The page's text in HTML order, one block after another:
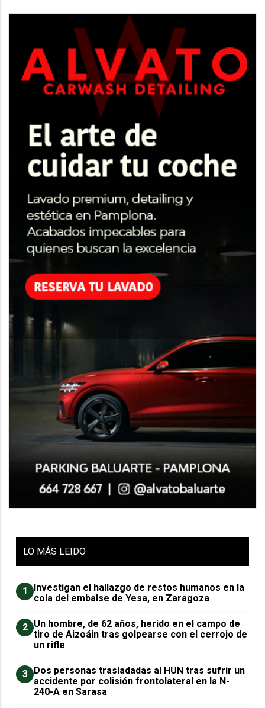
LO MÁS LEIDO
1
Investigan el hallazgo de restos humanos en la
cola del embalse de Yesa, en Zaragoza
2 Un hombre, de 62 años, herido en el campo de
tiro de Aizoáin tras golpearse con el cerrojo de
un rifle
3 ​Dos personas trasladadas al HUN tras sufrir un
accidente por colisión frontolateral en la N-
240-A en Sarasa